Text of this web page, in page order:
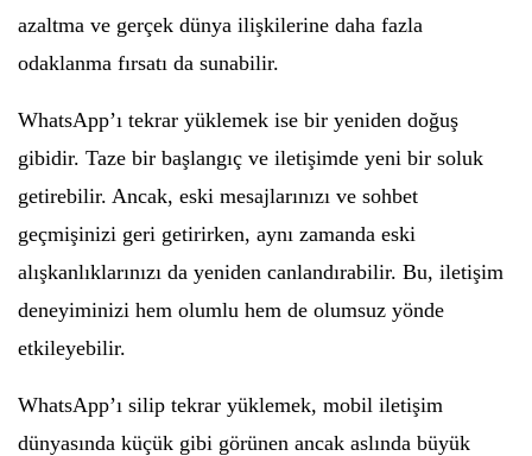
azaltma ve gerçek dünya ilişkilerine daha fazla
odaklanma fırsatı da sunabilir.
WhatsApp’ı tekrar yüklemek ise bir yeniden doğuş
gibidir. Taze bir başlangıç ve iletişimde yeni bir soluk
getirebilir. Ancak, eski mesajlarınızı ve sohbet
geçmişinizi geri getirirken, aynı zamanda eski
alışkanlıklarınızı da yeniden canlandırabilir. Bu, iletişim
deneyiminizi hem olumlu hem de olumsuz yönde
etkileyebilir.
WhatsApp’ı silip tekrar yüklemek, mobil iletişim
dünyasında küçük gibi görünen ancak aslında büyük